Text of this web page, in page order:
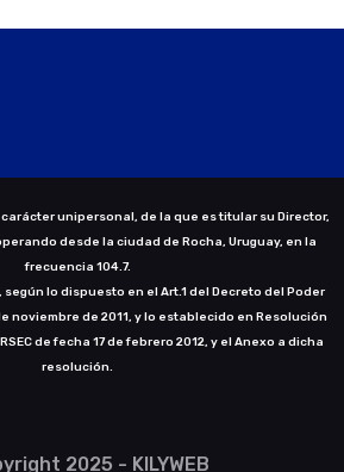
carácter unipersonal, de la que es titular su Director,
operando desde la ciudad de Rocha, Uruguay, en la
frecuencia 104.7.
lo dispuesto en el Art.1 del Decreto del Poder
noviembre de 2011, y lo establecido en Resolución
de fecha 17 de febrero 2012, y el Anexo a dicha
resolución.
2025 - KILYWEB